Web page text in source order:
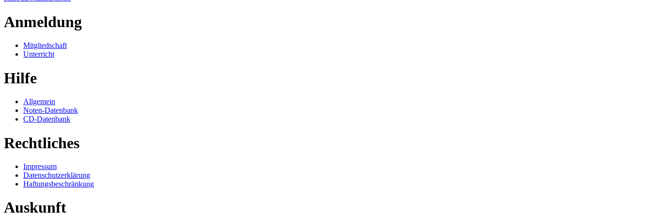
Anmeldung
Mitgliedschaft
Unterricht
Hilfe
Allgemein
Noten-Datenbank
CD-Datenbank
Rechtliches
Impressum
Datenschutzerklärung
Haftungsbeschränkung
Auskunft